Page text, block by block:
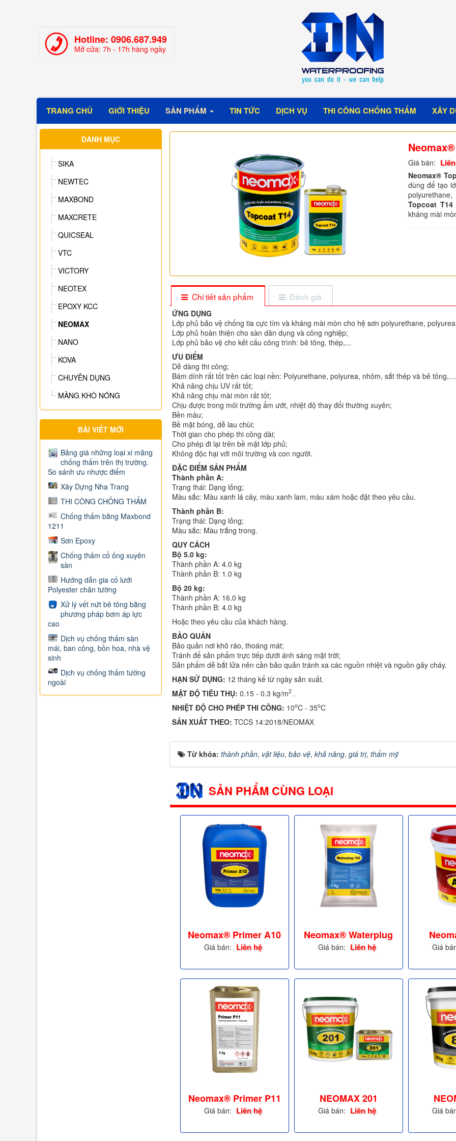
Hotline: 0906.687.949
Mở cửa: 7h - 17h hàng ngày
TRANG CHỦ GIỚI THIỆU SẢN PHẨM TIN TỨC DỊCH VỤ THI CÔNG CHỐNG THẤM XÂY
Giá bán:
Neomax®
dùng để tạo
Topcoat T14
kháng mài
Chi tiết sản phẩm Đánh giá
ỨNG DỤNG
Lớp phủ bảo vệ chống tia cực tím và kháng mài mòn cho hệ sơn polyurethane,
Lớp phủ hoàn thiện cho sàn dân dụng và công nghiệp;
Lớp phủ bảo vệ cho kết cấu công trình: bê tông, thép,...
ƯU ĐIỂM
Dễ dàng thi công;
Bám dính rất tốt trên các loại nền: Polyurethane, polyurea, nhôm, sắt thép và bê tông,…
Khả năng chịu UV rất tốt;
Khả năng chịu mài mòn rất tốt;
Chịu được trong môi trường ẩm ướt, nhiệt độ thay đổi thường xuyên;
Bền màu;
Bề mặt bóng, dễ lau chùi;
Thời gian cho phép thi công dài;
Cho phép đi lại trên bề mặt lớp phủ;
Không độc hại với môi trường và con người.
ĐẶC ĐIỂM SẢN PHẨM
Thành phần A:
Trạng thái: Dạng lỏng;
Màu sắc: Màu xanh lá cây, màu xanh lam, màu xám hoặc đặt theo yêu cầu.
Thành phần B:
Trạng thái: Dạng lỏng;
Màu sắc: Màu trắng trong.
QUY CÁCH
Bộ 5.0 kg:
Thành phần A: 4.0 kg
Thành phần B: 1.0 kg
Bộ 20 kg:
Thành phần A: 16.0 kg
Thành phần B: 4.0 kg
Hoặc theo yêu cầu của khách hàng.
BẢO QUẢN
Bảo quản nơi khô ráo, thoáng mát;
Tránh để sản phẩm trực tiếp dưới ánh sáng mặt trời;
Sản phẩm dễ bắt lửa nên cần bảo quản tránh xa các nguồn nhiệt và nguồn gây cháy.
HẠN SỬ DỤNG: 12 tháng kể từ ngày sản xuất.
MẬT ĐỘ TIÊU THỤ: 0.15 - 0.3 kg/m2 .
NHIỆT ĐỘ CHO PHÉP THI CÔNG: 10oC - 35oC
SẢN XUẤT THEO: TCCS 14:2018/NEOMAX
Từ khóa: thành phần, vật liệu, bảo vệ, khả năng, giá trị, thẩm mỹ
SẢN PHẨM CÙNG LOẠI
Neomax® Primer A10
Giá bán: Liên hệ
Neomax® Waterplug
102
Giá bán: Liên hệ Giá
Neomax® Primer P11
Giá bán: Liên hệ
NEOMAX 201
Giá bán: Liên hệ Giá
DANH MỤC
SIKA
NEWTEC
MAXBOND
MAXCRETE
QUICSEAL
VTC
VICTORY
NEOTEX
EPOXY KCC
NEOMAX
NANO
KOVA
CHUYÊN DỤNG
MÀNG KHÒ NÓNG
BÀI VIẾT MỚI
Bảng giá những loại xi măng
chống thấm trên thị trường.
So sánh ưu nhược điểm
Xây Dựng Nha Trang
THI CÔNG CHỐNG THẤM
Chống thấm bằng Maxbond
1211
Sơn Epoxy
Chống thấm cổ ống xuyên
sàn
Hướng dẫn gia cố lưới
Polyester chân tường
Xử lý vết nứt bê tông bằng
phương pháp bơm áp lực
cao
Dịch vụ chống thấm sàn
mái, ban công, bồn hoa, nhà vệ
sinh
Dịch vụ chống thấm tường
ngoài